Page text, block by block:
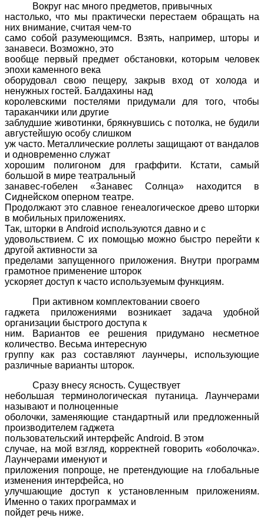
Вокруг нас много предметов, привычных
настолько, что мы практически перестаем обращать на
них внимание, считая чем-то
само собой разумеющимся. Взять, например, шторы и
занавеси. Возможно, это
вообще первый предмет обстановки, которым человек
эпохи каменного века
оборудовал свою пещеру, закрыв вход от холода и
ненужных гостей. Балдахины над
королевскими постелями придумали для того, чтобы
тараканчики или другие
заблудшие животинки, брякнувшись с потолка, не будили
августейшую особу слишком
уж часто. Металлические роллеты защищают от вандалов
и одновременно служат
хорошим полигоном для граффити. Кстати, самый
большой в мире театральный
занавес-гобелен «Занавес Солнца» находится в
Сиднейском оперном театре.
Продолжают это славное генеалогическое древо шторки
в мобильных приложениях.
Так, шторки в Android используются давно и с
удовольствием. С их помощью можно быстро перейти к
другой активности за
пределами запущенного приложения. Внутри программ
грамотное применение шторок
ускоряет доступ к часто используемым функциям.
При активном комплектовании своего
гаджета приложениями возникает задача удобной
организации быстрого доступа к
ним. Вариантов ее решения придумано несметное
количество. Весьма интересную
группу как раз составляют лаунчеры, использующие
различные варианты шторок.
Сразу внесу ясность. Существует
небольшая терминологическая путаница. Лаунчерами
называют и полноценные
оболочки, заменяющие стандартный или предложенный
производителем гаджета
пользовательский интерфейс Android. В этом
случае, на мой взгляд, корректней говорить «оболочка».
Лаунчерами именуют и
приложения попроще, не претендующие на глобальные
изменения интерфейса, но
улучшающие доступ к установленным приложениям.
Именно о таких программах и
пойдет речь ниже.